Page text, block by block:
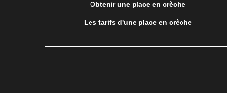
Obtenir une place en crèche
Les tarifs d'une place en crèche